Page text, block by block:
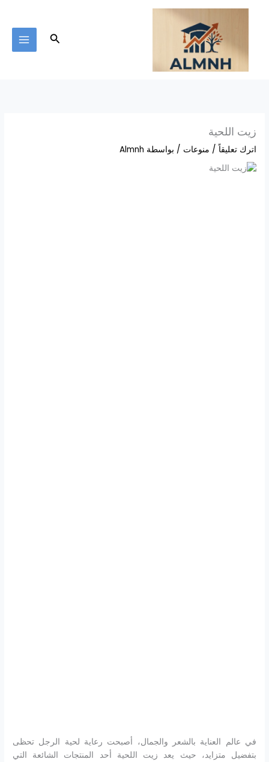
تخطي
البحث
زيت اللحية
اترك تعليقاً / منوعات / بواسطة Almnh
في عالم العناية بالشعر والجمال، أصبحت رعاية لحية الرجل تحظى
بتفضيل متزايد، حيث يعد زيت اللحية أحد المنتجات الشائعة التي